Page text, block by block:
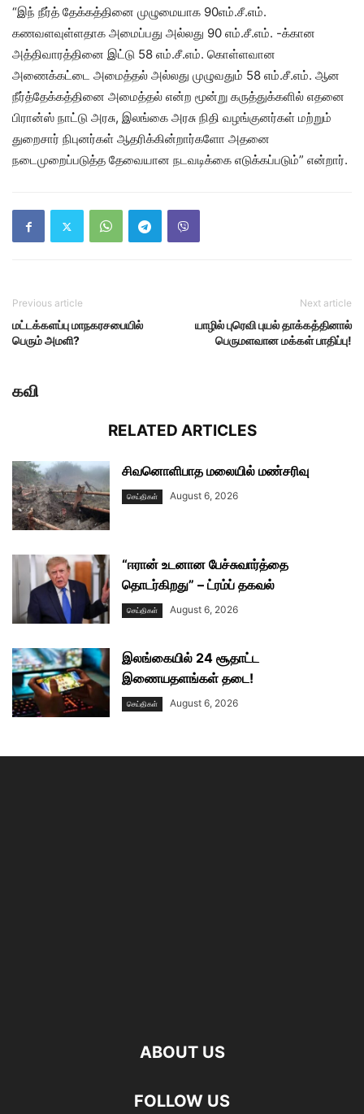
“இந் நீர்த் தேக்கத்தினை முழுமையாக 90எம்.சீ.எம்.
கணவளவுள்ளதாக அமைப்பது அல்லது 90 எம்.சீ.எம். -க்கான
அத்திவாரத்தினை இட்டு 58 எம்.சீ.எம். கொள்ளவான
அணைக்கட்டை அமைத்தல் அல்லது முழுவதும் 58 எம்.சீ.எம். ஆன
நீர்த்தேக்கத்தினை அமைத்தல் என்ற மூன்று கருத்துக்களில் எதனை
பிரான்ஸ் நாட்டு அரசு, இலங்கை அரசு நிதி வழங்குனர்கள் மற்றும்
துறைசார் நிபுனர்கள் ஆதரிக்கின்றார்களோ அதனை
நடைமுறைப்படுத்த தேவையான நடவடிக்கை எடுக்கப்படும்” என்றார்.
Previous article
மட்டக்களப்பு மாநகரசபையில்
பெரும் அமளி?
Next article
யாழில் புரெவி புயல் தாக்கத்தினால்
பெருமளவான மக்கள் பாதிப்பு!
கவி
RELATED ARTICLES
சிவனொளிபாத மலையில் மண்சரிவு
செய்திகள் August 6, 2026
“ஈரான் உடனான பேச்சுவார்த்தை
தொடர்கிறது” – ட்ரம்ப் தகவல்
செய்திகள் August 6, 2026
இலங்கையில் 24 சூதாட்ட
இணையதளங்கள் தடை!
செய்திகள் August 6, 2026
ABOUT US
FOLLOW US